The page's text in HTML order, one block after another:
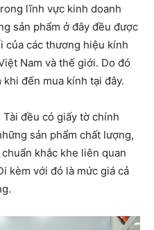
lĩnh vực kinh doanh
sản phẩm ở đây đều được
của các thương hiệu kính
Nam và thế giới. Do đó
đến mua kính tại đây.
đều có giấy tờ chính
sản phẩm chất lượng,
khắc khe liên quan
kèm với đó là mức giá cả